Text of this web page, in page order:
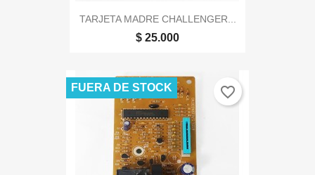
TARJETA MADRE CHALLENGER...
$ 25.000
FUERA DE STOCK favorite_border